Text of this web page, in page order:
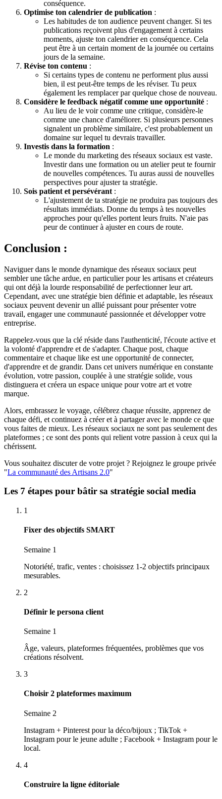
conséquence.
Optimise ton calendrier de publication :
Les habitudes de ton audience peuvent changer. Si tes
publications reçoivent plus d'engagement à certains
moments, ajuste ton calendrier en conséquence. Cela
peut être à un certain moment de la journée ou certains
jours de la semaine.
Révise ton contenu :
Si certains types de contenu ne performent plus aussi
bien, il est peut-être temps de les réviser. Tu peux
également les remplacer par quelque chose de nouveau.
Considère le feedback négatif comme une opportunité :
Au lieu de le voir comme une critique, considère-le
comme une chance d'améliorer. Si plusieurs personnes
signalent un problème similaire, c'est probablement un
domaine sur lequel tu devrais travailler.
Investis dans la formation :
Le monde du marketing des réseaux sociaux est vaste.
Investir dans une formation ou un atelier peut te fournir
de nouvelles compétences. Tu auras aussi de nouvelles
perspectives pour ajuster ta stratégie.
Sois patient et persévérant :
L'ajustement de ta stratégie ne produira pas toujours des
résultats immédiats. Donne du temps à tes nouvelles
approches pour qu'elles portent leurs fruits. N'aie pas
peur de continuer à ajuster en cours de route.
Conclusion :
Naviguer dans le monde dynamique des réseaux sociaux peut
sembler une tâche ardue, en particulier pour les artisans et créateurs
qui ont déjà la lourde responsabilité de perfectionner leur art.
Cependant, avec une stratégie bien définie et adaptable, les réseaux
sociaux peuvent devenir un allié puissant pour présenter votre
travail, engager une communauté passionnée et développer votre
entreprise.
Rappelez-vous que la clé réside dans l'authenticité, l'écoute active et
la volonté d'apprendre et de s'adapter. Chaque post, chaque
commentaire et chaque like est une opportunité de connecter,
d'apprendre et de grandir. Dans cet univers numérique en constante
évolution, votre passion, couplée à une stratégie solide, vous
distinguera et créera un espace unique pour votre art et votre
marque.
Alors, embrassez le voyage, célébrez chaque réussite, apprenez de
chaque défi, et continuez à créer et à partager avec le monde ce que
vous faites de mieux. Les réseaux sociaux ne sont pas seulement des
plateformes ; ce sont des ponts qui relient votre passion à ceux qui la
chérissent.
Vous souhaitez discuter de votre projet ? Rejoignez le groupe privée
"La communauté des Artisans 2.0"
Les 7 étapes pour bâtir sa stratégie social media
1
Fixer des objectifs SMART
Semaine 1
Notoriété, trafic, ventes : choisissez 1-2 objectifs principaux
mesurables.
2
Définir le persona client
Semaine 1
Âge, valeurs, plateformes fréquentées, problèmes que vos
créations résolvent.
3
Choisir 2 plateformes maximum
Semaine 2
Instagram + Pinterest pour la déco/bijoux ; TikTok +
Instagram pour le jeune adulte ; Facebook + Instagram pour le
local.
4
Construire la ligne éditoriale